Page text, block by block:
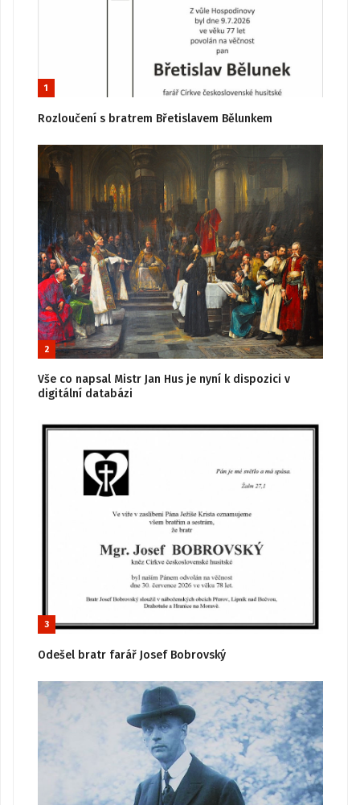
1
Rozloučení s bratrem Břetislavem Bělunkem
2
Vše co napsal Mistr Jan Hus je nyní k dispozici v
digitální databázi
3
Odešel bratr farář Josef Bobrovský